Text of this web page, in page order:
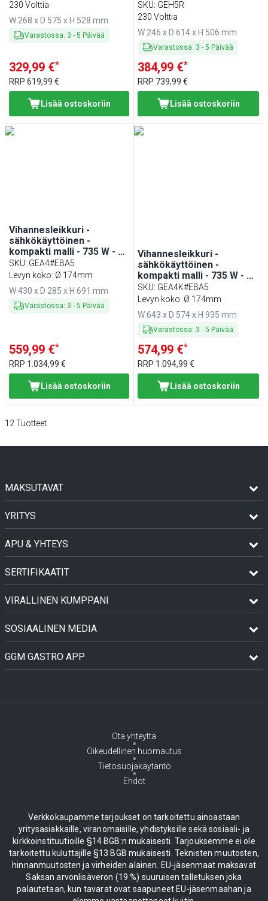
230 Volttia
W 268 x D 575 x H 528 mm
Varastossa: 3 - 5 Päivää
329,99 €*
RRP 619,99 €
Lisää ostoskoriin
(viipalointi/raaste)
SKU: GEH5R
230 Volttia
W 246 x D 614 x H 506 mm
Varastossa: 3 -5 Päivää
384,99 €*
RRP 739,99 €
Lisää ostoskoriin
Vihannesleikkuri -
sähkökäyttöinen -
kompakti malli - 735 W - Ø
174 mm levyn halkaisija -
sisältää 4 terää
(viipalointi/raaste)
SKU: GEA4#EBA5
Levyn koko: Ø 174mm
W 430 x D 285 x H 691 mm
Varastossa: 3 - 5 Päivää
559,99 €*
RRP 1.034,99 €
Lisää ostoskoriin
Vihannesleikkuri -
sähkökäyttöinen -
kompakti malli - 735 W - Ø
174 mm levyn halkaisija -
2,0–4,0 mm siivut -
sisältää 4 terää
(viipalointi/raaste) -
Saranoitu kansi -
SKU: GEA4K#EBA5
Levyn koko: Ø 174mm
W 643 x D 574 x H 935 mm
Varastossa: 3 -5 Päivää
574,99 €*
RRP 1.094,99 €
Lisää ostoskoriin
12 Tuotteet
MAKSUTAVAT
YRITYS
APU & YHTEYS
SERTIFIKAATIT
VIRALLINEN KUMPPANI
SOSIAALINEN MEDIA
GGM GASTRO APP
Ota yhteyttä
Oikeudellinen huomautus
Tietosuojakäytäntö
Ehdot
Verkkokaupamme tarjoukset on tarkoitettu ainoastaan
yritysasiakkaille, viranomaisille, yhdistyksille sekä sosiaali- ja
kirkkoinstituutioille §14 BGB:n mukaisesti. Tarjouksemme ei ole
tarkoitettu kuluttajille §13 BGB mukaisesti. Teknisten muutosten,
hinnanmuutosten ja virheiden alainen. EU-jäsenmaat maksavat
Saksan arvonlisäveron (19 %) suuruisen talletuksen joka
palautetaan, kun tavarat ovat saapuneet EU-jäsenmaahan ja